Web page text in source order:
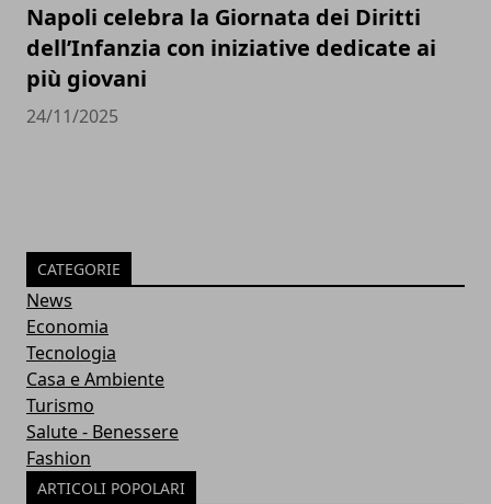
Napoli celebra la Giornata dei Diritti
dell’Infanzia con iniziative dedicate ai
più giovani
24/11/2025
CATEGORIE
News
Economia
Tecnologia
Casa e Ambiente
Turismo
Salute - Benessere
Fashion
ARTICOLI POPOLARI